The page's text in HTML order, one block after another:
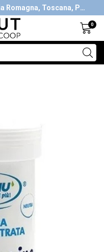
A servizio degli scout di Emilia Romagna, Toscana, Piemonte, Valle d'Aosta- Gratis la spedizione con ordini > €40
0